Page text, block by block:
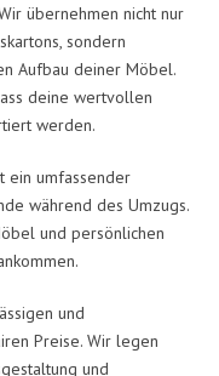
übernehmen nicht nur
sondern
Aufbau deiner Möbel.
deine wertvollen
werden.
ein umfassender
während des Umzugs.
und persönlichen
und
Preise. Wir legen
und